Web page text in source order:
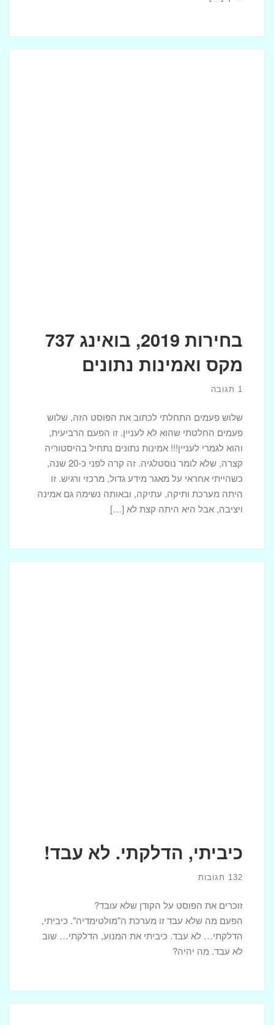
בחירות 2019, בואינג 737
מקס ואמינות נתונים
1 תגובה
שלוש פעמים התחלתי לכתוב את הפוסט הזה, שלוש
פעמים החלטתי שהוא לא לעניין. זו הפעם הרביעית,
והוא לגמרי לעניין!!! אמינות נתונים נתחיל בהיסטוריה
קצרה, שלא לומר נוסטלגיה. זה קרה לפני כ-20 שנה,
כשהייתי אחראי על מאגר מידע גדול, מרכזי ורגיש. זו
היתה מערכת ותיקה, עתיקה, ובאותה נשימה גם אמינה
ויציבה, אבל היא היתה קצת לא […]
כיביתי, הדלקתי. לא עבד!
132 תגובות
זוכרים את הפוסט על הקודן שלא עובד?
הפעם מה שלא עבד זו מערכת ה"מולטימדיה". כיביתי,
הדלקתי… לא עבד. כיביתי את המנוע, הדלקתי… שוב
לא עבד. מה יהיה?